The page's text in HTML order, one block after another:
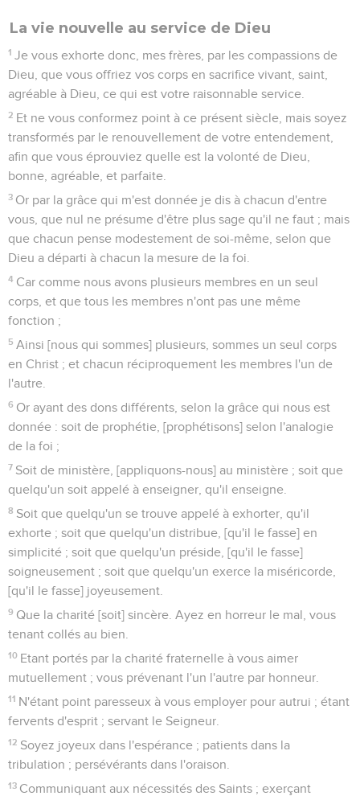
La vie nouvelle au service de Dieu
1 Je vous exhorte donc, mes frères, par les compassions de
Dieu, que vous offriez vos corps en sacrifice vivant, saint,
agréable à Dieu, ce qui est votre raisonnable service.
2 Et ne vous conformez point à ce présent siècle, mais soyez
transformés par le renouvellement de votre entendement,
afin que vous éprouviez quelle est la volonté de Dieu,
bonne, agréable, et parfaite.
3 Or par la grâce qui m'est donnée je dis à chacun d'entre
vous, que nul ne présume d'être plus sage qu'il ne faut ; mais
que chacun pense modestement de soi-même, selon que
Dieu a départi à chacun la mesure de la foi.
4 Car comme nous avons plusieurs membres en un seul
corps, et que tous les membres n'ont pas une même
fonction ;
5 Ainsi [nous qui sommes] plusieurs, sommes un seul corps
en Christ ; et chacun réciproquement les membres l'un de
l'autre.
6 Or ayant des dons différents, selon la grâce qui nous est
donnée : soit de prophétie, [prophétisons] selon l'analogie
de la foi ;
7 Soit de ministère, [appliquons-nous] au ministère ; soit que
quelqu'un soit appelé à enseigner, qu'il enseigne.
8 Soit que quelqu'un se trouve appelé à exhorter, qu'il
exhorte ; soit que quelqu'un distribue, [qu'il le fasse] en
simplicité ; soit que quelqu'un préside, [qu'il le fasse]
soigneusement ; soit que quelqu'un exerce la miséricorde,
[qu'il le fasse] joyeusement.
9 Que la charité [soit] sincère. Ayez en horreur le mal, vous
tenant collés au bien.
10 Etant portés par la charité fraternelle à vous aimer
mutuellement ; vous prévenant l'un l'autre par honneur.
11 N'étant point paresseux à vous employer pour autrui ; étant
fervents d'esprit ; servant le Seigneur.
12 Soyez joyeux dans l'espérance ; patients dans la
tribulation ; persévérants dans l'oraison.
13 Communiquant aux nécessités des Saints ; exerçant